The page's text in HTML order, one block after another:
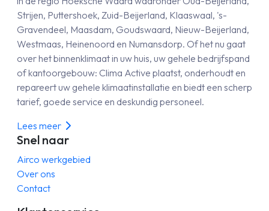
Strijen, Puttershoek, Zuid-Beijerland, Klaaswaal, 's-
Gravendeel, Maasdam, Goudswaard, Nieuw-Beijerland,
Westmaas, Heinenoord en Numansdorp. Of het nu gaat
over het binnenklimaat in uw huis, uw gehele bedrijfspand
of kantoorgebouw: Clima Active plaatst, onderhoudt en
repareert uw gehele klimaatinstallatie en biedt een scherp
tarief, goede service en deskundig personeel.
Lees meer
Snel naar
Airco werkgebied
Over ons
Contact